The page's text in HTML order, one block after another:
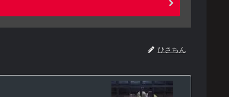
ひさちん